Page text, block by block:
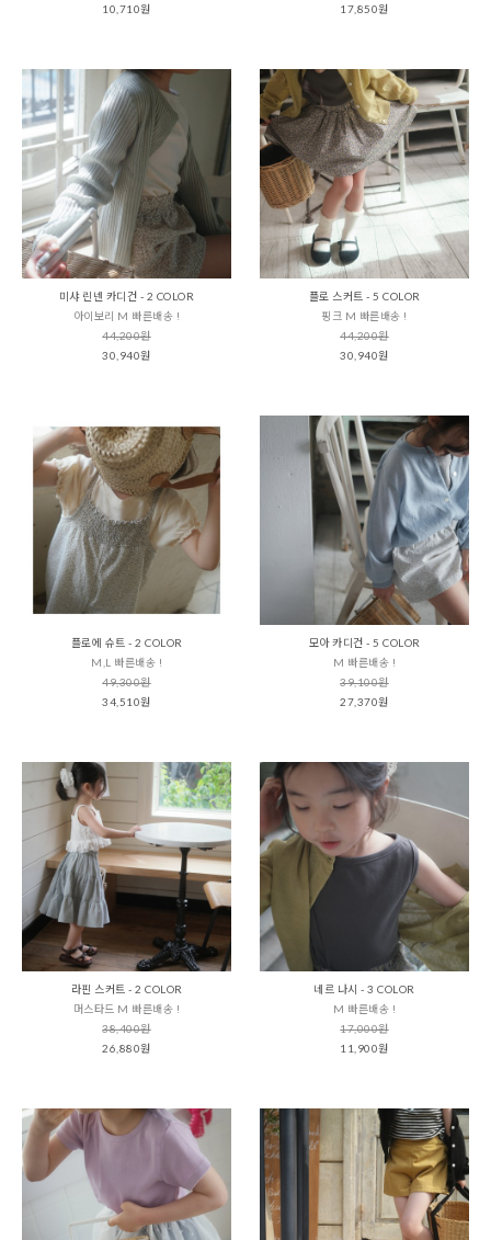
10,710원
17,850원
미샤 린넨 카디건 - 2 COLOR
아이보리 M 빠른배송 !
44,200원
30,940원
플로 스커트 - 5 COLOR
핑크 M 빠른배송 !
44,200원
30,940원
플로에 슈트 - 2 COLOR
M,L 빠른배송 !
49,300원
34,510원
모아 카디건 - 5 COLOR
M 빠른배송 !
39,100원
27,370원
라핀 스커트 - 2 COLOR
머스타드 M 빠른배송 !
38,400원
26,880원
네르 나시 - 3 COLOR
M 빠른배송 !
17,000원
11,900원